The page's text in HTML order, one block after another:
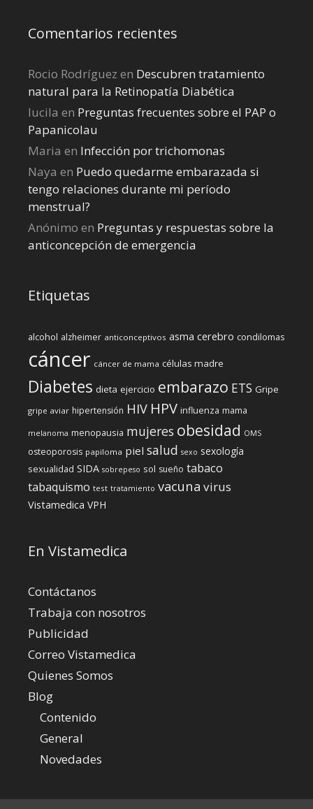
Comentarios recientes
Rocio Rodríguez en Descubren tratamiento
natural para la Retinopatía Diabética
lucila en Preguntas frecuentes sobre el PAP o
Papanicolau
Maria en Infección por trichomonas
Naya en Puedo quedarme embarazada si
tengo relaciones durante mi perí­odo
menstrual?
Anónimo en Preguntas y respuestas sobre la
anticoncepción de emergencia
Etiquetas
alcohol alzheimer anticonceptivos asma cerebro condilomas
cáncer cáncer de mama células madre
Diabetes dieta ejercicio embarazo ETS Gripe
gripe aviar hipertensión HIV HPV influenza mama
melanoma menopausia mujeres obesidad OMS
osteoporosis papiloma piel salud sexo sexología
sexualidad SIDA sobrepeso sol sueño tabaco
tabaquismo test tratamiento vacuna virus
Vistamedica VPH
En Vistamedica
Contáctanos
Trabaja con nosotros
Publicidad
Correo Vistamedica
Quienes Somos
Blog
Contenido
General
Novedades